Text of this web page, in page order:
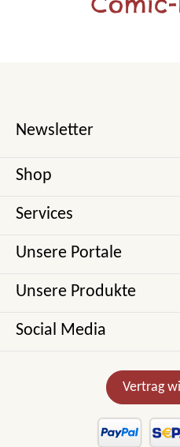
Newsletter
Shop
Services
Unsere Portale
Unsere Produkte
Social Media
Vertrag